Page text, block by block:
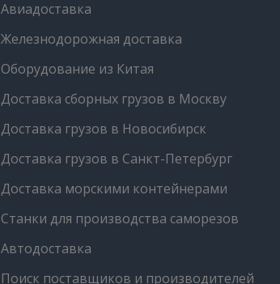
Авиадоставка
Железнодорожная доставка
Оборудование из Китая
Доставка сборных грузов в Москву
Доставка грузов в Новосибирск
Доставка грузов в Санкт-Петербург
Доставка морскими контейнерами
Станки для производства саморезов
Автодоставка
Поиск поставщиков и производителей